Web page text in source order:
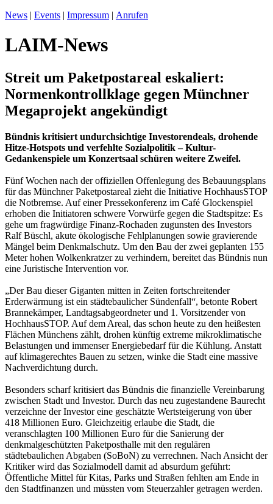
News | Events | Impressum | Anrufen
LAIM-News
Streit um Paketpostareal eskaliert:
Normenkontrollklage gegen Münchner
Megaprojekt angekündigt
Bündnis kritisiert undurchsichtige Investorendeals, drohende
Hitze-Hotspots und verfehlte Sozialpolitik – Kultur-
Gedankenspiele um Konzertsaal schüren weitere Zweifel.
Fünf Wochen nach der offiziellen Offenlegung des Bebauungsplans
für das Münchner Paketpostareal zieht die Initiative HochhausSTOP
die Notbremse. Auf einer Pressekonferenz im Café Glockenspiel
erhoben die Initiatoren schwere Vorwürfe gegen die Stadtspitze: Es
gehe um fragwürdige Finanz-Rochaden zugunsten des Investors
Ralf Büschl, akute ökologische Fehlplanungen sowie gravierende
Mängel beim Denkmalschutz. Um den Bau der zwei geplanten 155
Meter hohen Wolkenkratzer zu verhindern, bereitet das Bündnis nun
eine Juristische Intervention vor.
„Der Bau dieser Giganten mitten in Zeiten fortschreitender
Erderwärmung ist ein städtebaulicher Sündenfall“, betonte Robert
Brannekämper, Landtagsabgeordneter und 1. Vorsitzender von
HochhausSTOP. Auf dem Areal, das schon heute zu den heißesten
Flächen Münchens zählt, drohen künftig extreme mikroklimatische
Belastungen und immenser Energiebedarf für die Kühlung. Anstatt
auf klimagerechtes Bauen zu setzen, winke die Stadt eine massive
Nachverdichtung durch.
Besonders scharf kritisiert das Bündnis die finanzielle Vereinbarung
zwischen Stadt und Investor. Durch das neu zugestandene Baurecht
verzeichne der Investor eine geschätzte Wertsteigerung von über
418 Millionen Euro. Gleichzeitig erlaube die Stadt, die
veranschlagten 100 Millionen Euro für die Sanierung der
denkmalgeschützten Paketposthalle mit den regulären
städtebaulichen Abgaben (SoBoN) zu verrechnen. Nach Ansicht der
Kritiker wird das Sozialmodell damit ad absurdum geführt:
Öffentliche Mittel für Kitas, Parks und Straßen fehlten am Ende in
den Stadtfinanzen und müssten vom Steuerzahler getragen werden.